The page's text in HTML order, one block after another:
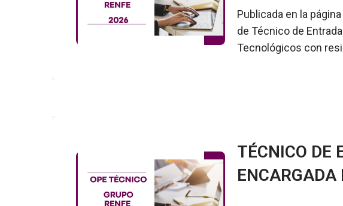
Publicada en la
de Técnico de
Tecnológicos con
TÉCNICO DE